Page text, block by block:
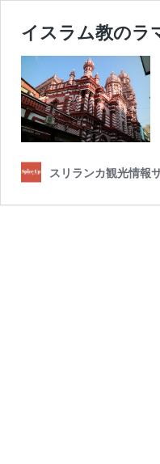
イスラム教のラ
スリランカ観光情報